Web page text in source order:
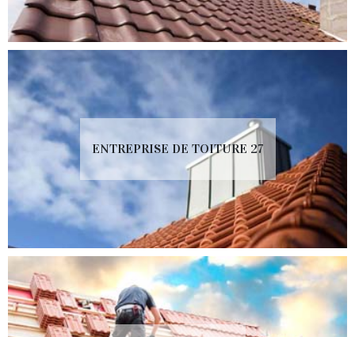
ENTREPRISE DE TOITURE 27